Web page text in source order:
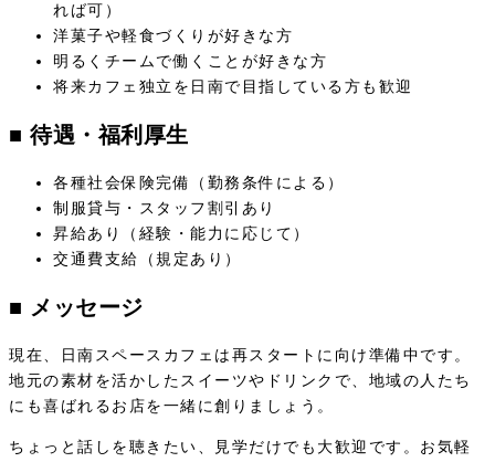
れば可）
洋菓子や軽食づくりが好きな方
明るくチームで働くことが好きな方
将来カフェ独立を日南で目指している方も歓迎
■ 待遇・福利厚生
各種社会保険完備（勤務条件による）
制服貸与・スタッフ割引あり
昇給あり（経験・能力に応じて）
交通費支給（規定あり）
■ メッセージ
現在、日南スペースカフェは再スタートに向け準備中です。
地元の素材を活かしたスイーツやドリンクで、地域の人たち
にも喜ばれるお店を一緒に創りましょう。
ちょっと話しを聴きたい、見学だけでも大歓迎です。お気軽